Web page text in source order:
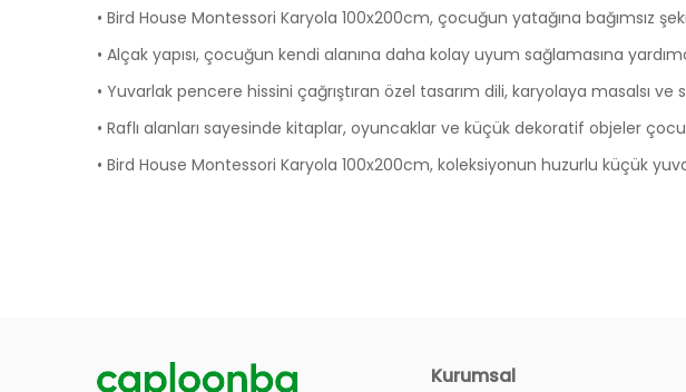
• Bird House Montessori Karyola 100x200cm, çocuğun yatağına bağımsız
• Alçak yapısı, çocuğun kendi alanına daha kolay uyum sağlamasına
• Yuvarlak pencere hissini çağrıştıran özel tasarım dili, karyolaya masalsı ve
• Raflı alanları sayesinde kitaplar, oyuncaklar ve küçük dekoratif objeler
• Bird House Montessori Karyola 100x200cm, koleksiyonun huzurlu küçük
Yükseklik
Siteniz Üzerinden Nasıl Sipariş Verebilirim?
Kurumsal